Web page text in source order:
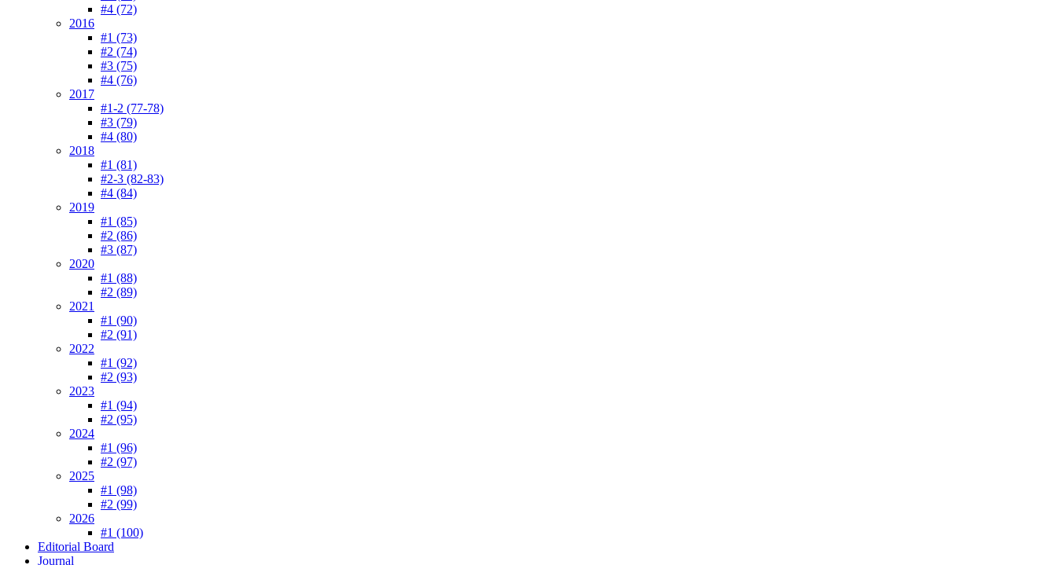
#4 (72)
2016
#1 (73)
#2 (74)
#3 (75)
#4 (76)
2017
#1-2 (77-78)
#3 (79)
#4 (80)
2018
#1 (81)
#2-3 (82-83)
#4 (84)
2019
#1 (85)
#2 (86)
#3 (87)
2020
#1 (88)
#2 (89)
2021
#1 (90)
#2 (91)
2022
#1 (92)
#2 (93)
2023
#1 (94)
#2 (95)
2024
#1 (96)
#2 (97)
2025
#1 (98)
#2 (99)
2026
#1 (100)
Editorial Board
Journal